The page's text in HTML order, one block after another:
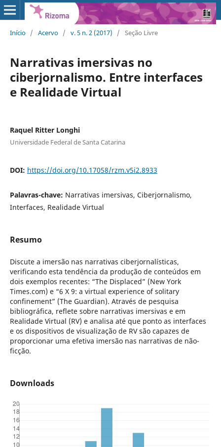
Início / Acervo / v. 5 n. 2 (2017) / Seção Livre
Narrativas imersivas no
ciberjornalismo. Entre interfaces
e Realidade Virtual
Raquel Ritter Longhi
Universidade Federal de Santa Catarina
DOI: https://doi.org/10.17058/rzm.v5i2.8933
Palavras-chave: Narrativas imersivas, Ciberjornalismo,
Interfaces, Realidade Virtual
Resumo
Discute a imersão nas narrativas ciberjornalísticas,
verificando esta tendência da produção de conteúdos em
dois exemplos recentes: “The Displaced” (New York
Times.com) e “6 X 9: a virtual experience of solitary
confinement” (The Guardian). Através de pesquisa
bibliográfica, reflete sobre narrativas imersivas e em
Realidade Virtual (RV) e analisa até que ponto as interfaces
e os dispositivos de visualização de RV são capazes de
proporcionar uma efetiva imersão nas narrativas de não-
ficção.
Downloads